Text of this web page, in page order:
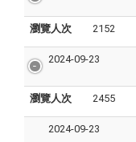
瀏覽人次 2152
2024-09-23
瀏覽人次 2455
2024-09-23